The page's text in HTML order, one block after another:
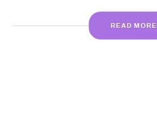
READ MORE